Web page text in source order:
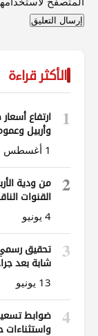
الأكثر قراءة
1
ارتفاع
وأربيل
1 أغسطس
2
القنوات
4 يونيو
3
تحقيق
شابة بعد
13 يونيو
4
ضوابط